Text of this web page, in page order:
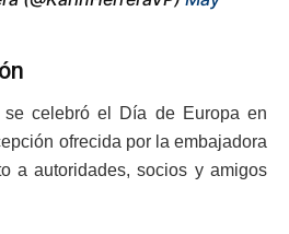
celebró el Día de Europa en
ofrecida por la embajadora
a autoridades, socios y amigos